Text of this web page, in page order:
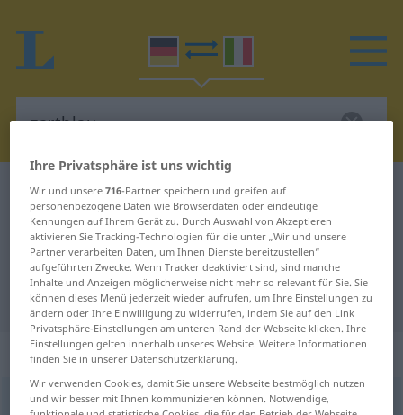
Deutsch-Italienisch Wörterbuch zartblau
Deutsch-Italienisch Übersetzung
für "zartblau"
"zartblau" Italienisch Übersetzung
„zartblau“: Adjektiv
zartblauadj
Ihre Privatsphäre ist uns wichtig
Wir und unsere716-Partner speichern und greifen auf
personenbezogene Daten wie Browserdaten oder eindeutige
Kennungen auf Ihrem Gerät zu. Durch Auswahl von Akzeptieren
aktivieren Sie Tracking-Technologien für die unter „Wir und unsere
Partner verarbeiten Daten, um Ihnen Dienste bereitzustellen“
aufgeführten Zwecke. Wenn Tracker deaktiviert sind, sind manche
Inhalte und Anzeigen möglicherweise nicht mehr so relevant für Sie. Sie
können dieses Menü jederzeit wieder aufrufen, um Ihre Einstellungen zu
ändern oder Ihre Einwilligung zu widerrufen, indem Sie auf den Link
Privatsphäre-Einstellungen am unteren Rand der Webseite klicken. Ihre
Einstellungen gelten innerhalb unseres Website. Weitere Informationen
finden Sie in unserer Datenschutzerklärung.
Wir verwenden Cookies, damit Sie unsere Webseite bestmöglich nutzen
und wir besser mit Ihnen kommunizieren können. Notwendige,